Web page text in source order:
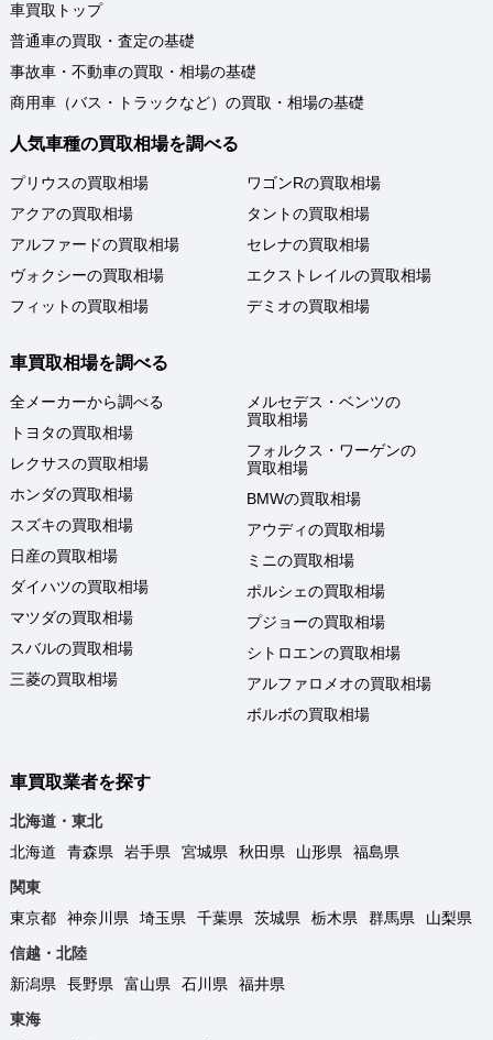
車買取トップ
普通車の買取・査定の基礎
事故車・不動車の買取・相場の基礎
商用車（バス・トラックなど）の買取・相場の基礎
人気車種の買取相場を調べる
プリウスの買取相場
アクアの買取相場
アルファードの買取相場
ヴォクシーの買取相場
フィットの買取相場
ワゴンRの買取相場
タントの買取相場
セレナの買取相場
エクストレイルの買取相場
デミオの買取相場
車買取相場を調べる
全メーカーから調べる
トヨタの買取相場
レクサスの買取相場
ホンダの買取相場
スズキの買取相場
日産の買取相場
ダイハツの買取相場
マツダの買取相場
スバルの買取相場
三菱の買取相場
メルセデス・ベンツの
買取相場
フォルクス・ワーゲンの
買取相場
BMWの買取相場
アウディの買取相場
ミニの買取相場
ポルシェの買取相場
プジョーの買取相場
シトロエンの買取相場
アルファロメオの買取相場
ボルボの買取相場
車買取業者を探す
北海道・東北
北海道
青森県 岩手県 宮城県 秋田県 山形県
福島県
関東
東京都
神奈川県 埼玉県 千葉県 茨城県 栃木県 群馬県
山梨県
信越・北陸
新潟県
長野県 富山県 石川県
福井県
東海